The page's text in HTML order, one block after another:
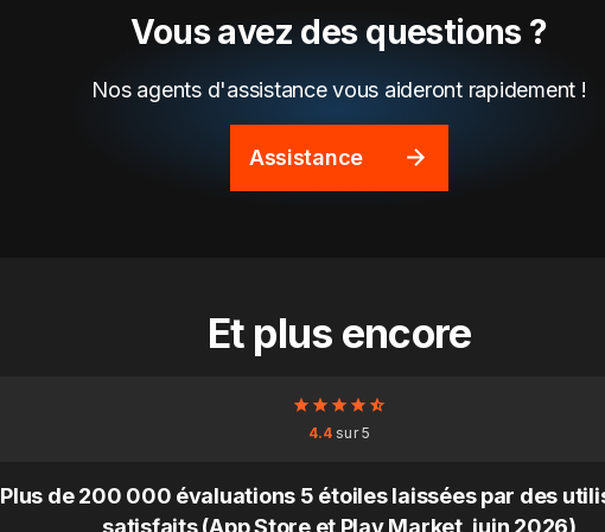
Vous avez des questions ?
Nos agents d'assistance vous aideront rapidement !
Assistance
Et plus encore
4.4 sur 5
Plus de 200 000 évaluations 5 étoiles laissées par des
satisfaits (App Store et Play Market, juin 2026)